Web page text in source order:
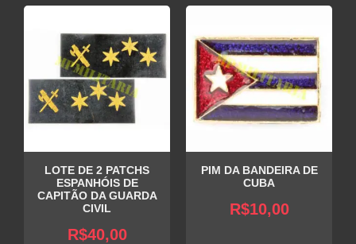
LOTE DE 2 PATCHS
ESPANHÓIS DE
CAPITÃO DA GUARDA
CIVIL
R$40,00
PIM DA BANDEIRA DE
CUBA
R$10,00